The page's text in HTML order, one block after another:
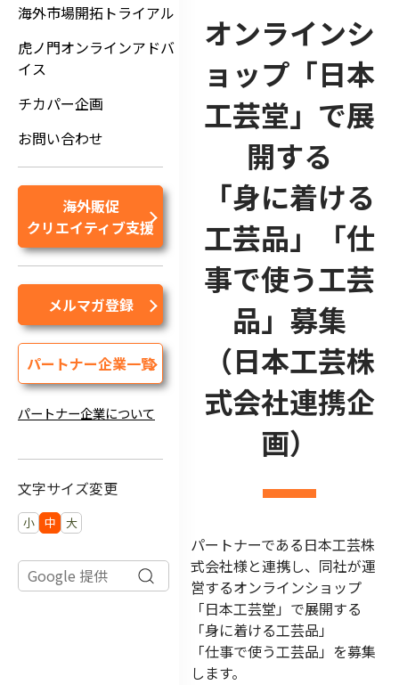
海外市場開拓トライアル
虎ノ門オンラインアドバ
イス
チカパー企画
お問い合わせ
海外販促
クリエイティブ支援
メルマガ登録
パートナー企業一覧
パートナー企業について
文字サイズ変更
小 中 大
オンラインシ
ョップ「日本
工芸堂」で展
開する
「身に着ける
工芸品」「仕
事で使う工芸
品」募集
（日本工芸株
式会社連携企
画）
パートナーである日本工芸株
式会社様と連携し、同社が運
営するオンラインショップ
「日本工芸堂」で展開する
「身に着ける工芸品」
「仕事で使う工芸品」を募集
します。